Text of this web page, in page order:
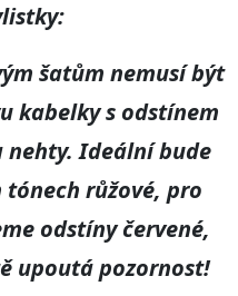
šatům nemusí být
kabelky s odstínem
nehty. Ideální bude
růžové, pro
odstíny červené,
upoutá pozornost!